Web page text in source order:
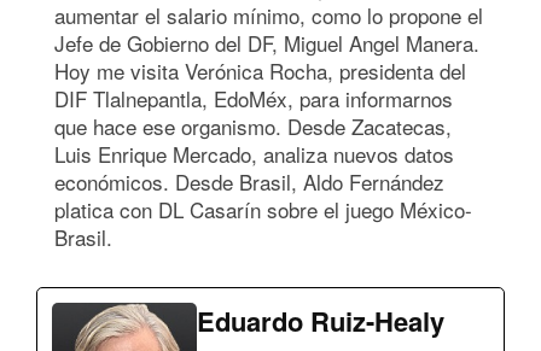
aumentar el salario mínimo, como lo propone el
Jefe de Gobierno del DF, Miguel Angel Manera.
Hoy me visita Verónica Rocha, presidenta del
DIF Tlalnepantla, EdoMéx, para informarnos
que hace ese organismo. Desde Zacatecas,
Luis Enrique Mercado, analiza nuevos datos
económicos. Desde Brasil, Aldo Fernández
platica con DL Casarín sobre el juego México-
Brasil.
Eduardo Ruiz-Healy